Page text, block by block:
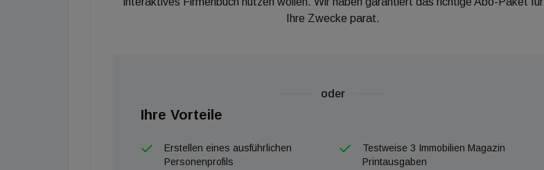
Ihre Zwecke parat.
oder
Ihre Vorteile
Erstellen eines ausführlichen
Personenprofils
Testweise 3 Immobilien Magazin
Printausgaben